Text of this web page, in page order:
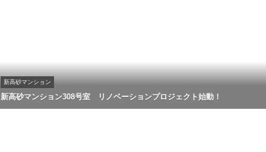
新高砂マンション
新高砂マンション308号室 リノベーションプロジェクト始動！